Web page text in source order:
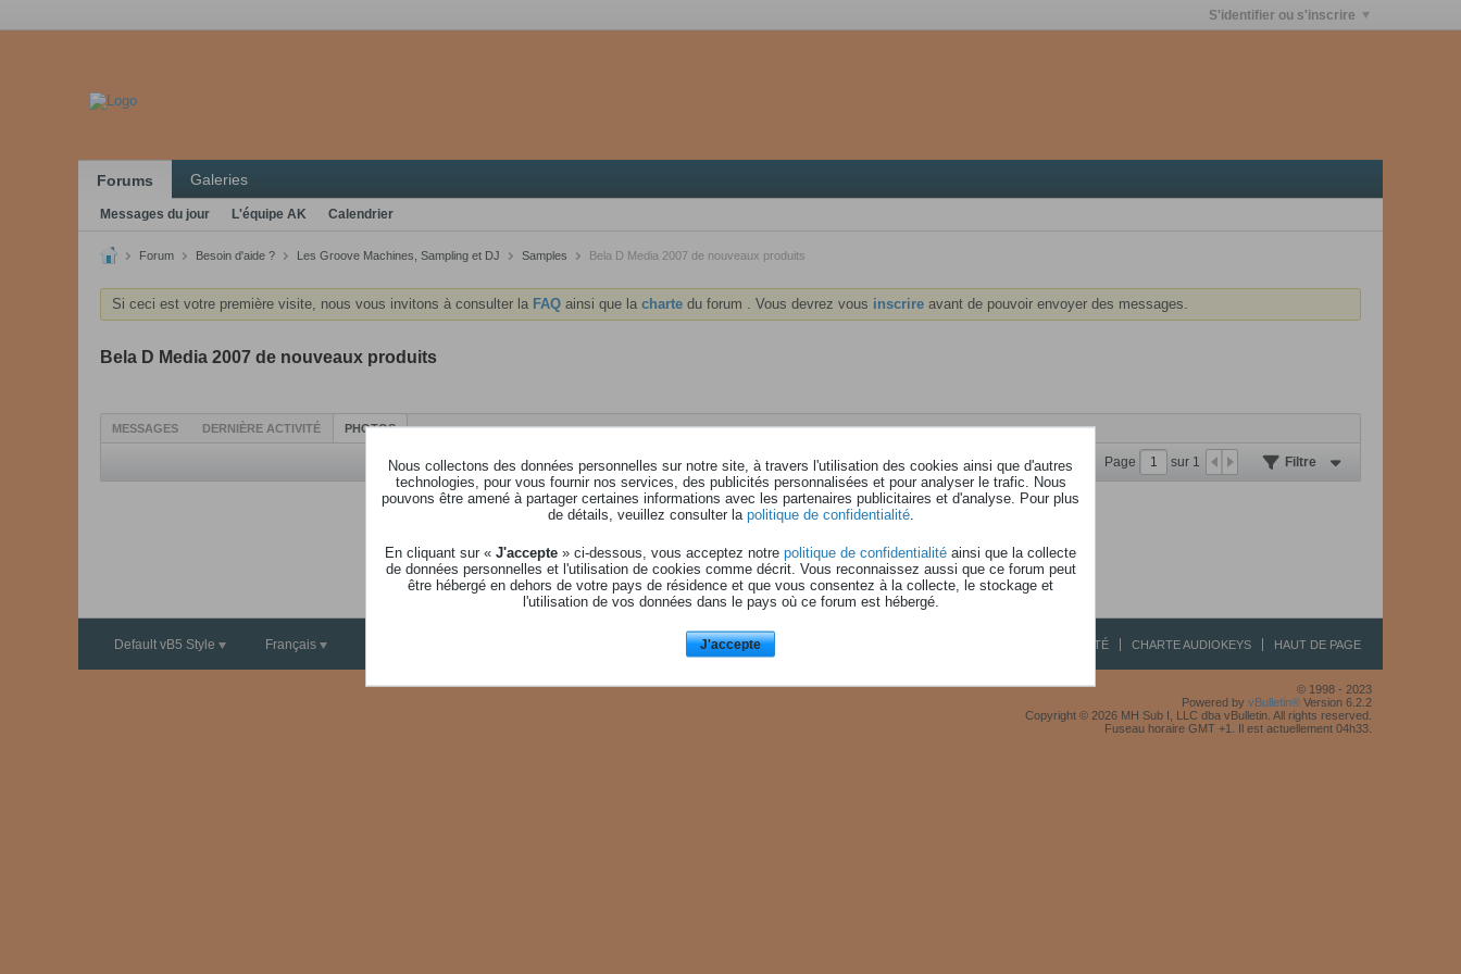
S'identifier ou s'inscrire
Forums Galeries
Messages du jour L'équipe AK Calendrier
Forum Besoin d'aide ? Les Groove Machines, Sampling et DJ Samples Bela D Media 2007 de nouveaux produits
Si ceci est votre première visite, nous vous invitons à consulter la FAQ ainsi que la charte du forum . Vous devrez vous inscrire avant de pouvoir envoyer des messages.
Bela D Media 2007 de nouveaux produits
MESSAGES DERNIÈRE ACTIVITÉ PHOTOS
Page sur 1 Filtre
Aucune photo trouvé.
Default vB5 Style Français CONFIDENTIALITÉ CHARTE AUDIOKEYS HAUT DE PAGE
© 1998 - 2023
Powered by vBulletin® Version 6.2.2
Copyright © 2026 MH Sub I, LLC dba vBulletin. All rights reserved.
Fuseau horaire GMT +1. Il est actuellement 04h33.
Nous collectons des données personnelles sur notre site, à travers l'utilisation des cookies ainsi que d'autres
technologies, pour vous fournir nos services, des publicités personnalisées et pour analyser le trafic. Nous
pouvons être amené à partager certaines informations avec les partenaires publicitaires et d'analyse. Pour plus
de détails, veuillez consulter la politique de confidentialité.
En cliquant sur « J'accepte » ci-dessous, vous acceptez notre politique de confidentialité ainsi que la collecte
de données personnelles et l'utilisation de cookies comme décrit. Vous reconnaissez aussi que ce forum peut
être hébergé en dehors de votre pays de résidence et que vous consentez à la collecte, le stockage et
l'utilisation de vos données dans le pays où ce forum est hébergé.
J'accepte